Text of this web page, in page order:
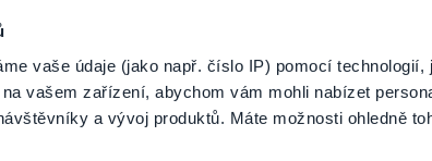
vaše údaje (jako např. číslo IP) pomocí technologií,
vašem zařízení, abychom vám mohli nabízet
a vývoj produktů. Máte možnosti ohledně
8.–31. 10. 2026
2026